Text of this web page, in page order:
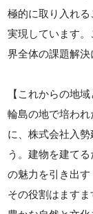
極的に取り入れ
実現しています
界全体の課題解決
【これからの地
輪島の地で培わ
に、株式会社入
う。建物を建て
の魅力を引き出す
その役割はます